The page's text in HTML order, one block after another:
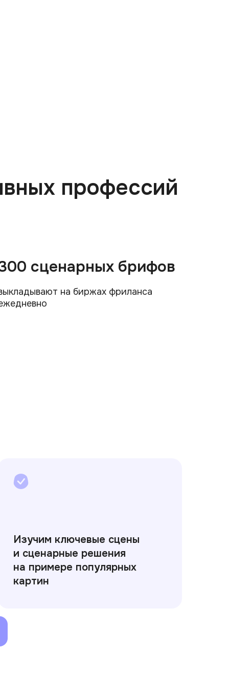
профессий
сценарных брифов
на биржах фриланса
Изучим ключевые сцены
и сценарные решения
на примере популярных
картин